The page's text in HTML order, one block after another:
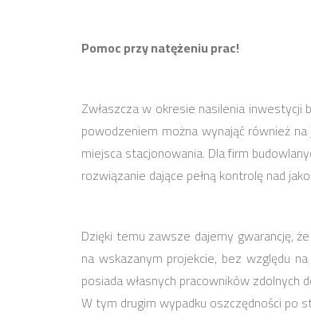
Pomoc przy natężeniu prac!
Zwłaszcza w okresie nasilenia
powodzeniem można wynająć również
miejsca stacjonowania. Dla firm
rozwiązanie dające pełną kontrolę nad
Dzięki temu zawsze dajemy gwarancję,
na wskazanym projekcie, bez względu
posiada własnych pracowników
W tym drugim wypadku oszczędności po